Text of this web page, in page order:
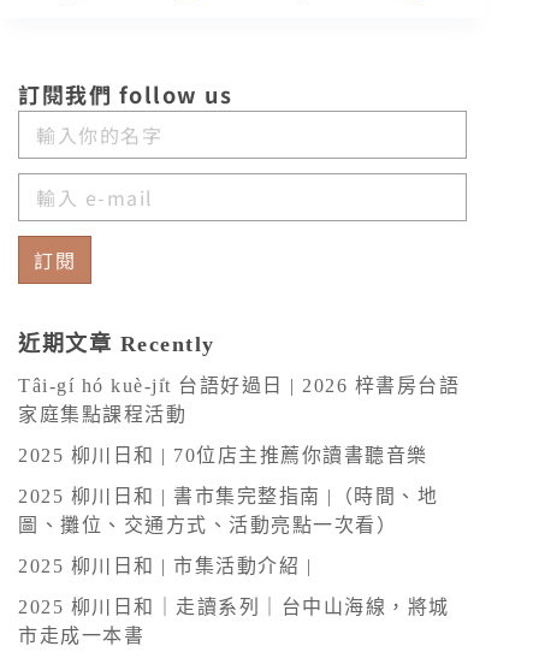
訂閱我們 follow us
訂閱
l
n
a
t
i
v
e
近期文章 Recently
Tâi-gí hó kuè-ji̍t 台語好過日 | 2026 梓書房台語
家庭集點課程活動
2025 柳川日和 | 70位店主推薦你讀書聽音樂
2025 柳川日和 | 書市集完整指南 |（時間、地
圖、攤位、交通方式、活動亮點一次看）
2025 柳川日和 | 市集活動介紹 |
2025 柳川日和｜走讀系列｜台中山海線，將城
市走成一本書